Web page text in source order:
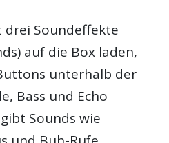
drei Soundeffekte
auf die Box laden,
unterhalb der
Bass und Echo
Sounds wie